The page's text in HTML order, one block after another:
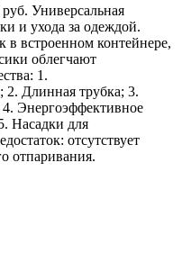
Универсальная
и ухода за одеждой.
в встроенном контейнере,
облегчают
1.
Длинная трубка; 3.
Энергоэффективное
Насадки для
отсутствует
отпаривания.